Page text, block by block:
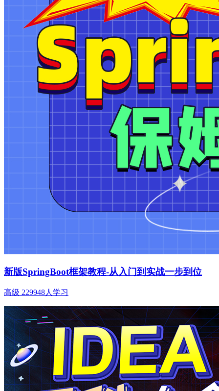
新版SpringBoot框架教程-从入门到实战一步到位
高级 229948人学习